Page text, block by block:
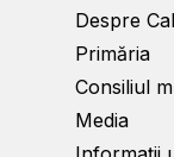
Despre
Primăria
Consiliul
Media